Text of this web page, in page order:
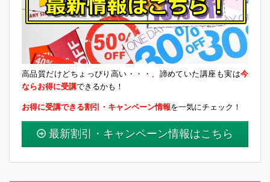
高品質だけどちょっぴり高い・・・、諦めていた講座も実は今
ならお得に受講できるかも！
お得に受講できる割引・キャンペーン情報を一気にチェック！
最新割引・キャンペーン情報はこちら